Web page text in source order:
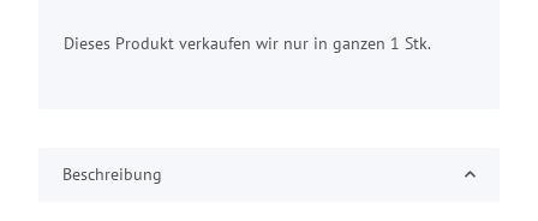
Dieses Produkt verkaufen wir nur in ganzen 1 Stk.
Beschreibung